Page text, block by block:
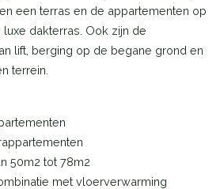
een terras en de appartementen op
dakterras. Ook zijn de
lift, berging op de begane grond en
terrein.
50m2 tot 78m2
met vloerverwarming